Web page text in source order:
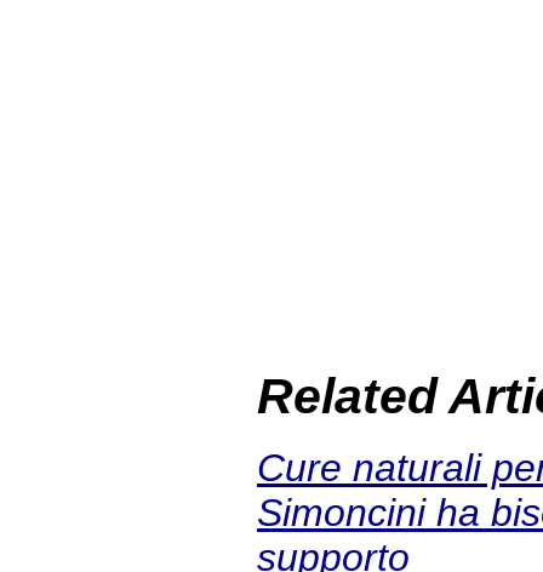
Related
Cure naturali
Simoncini ha
supporto